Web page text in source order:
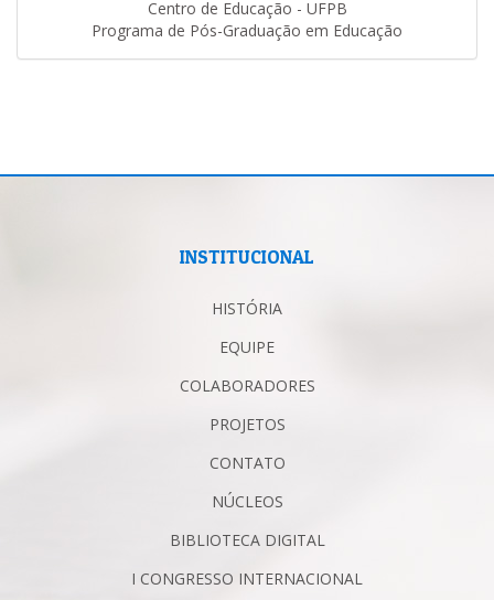
Centro de Educação - UFPB
Programa de Pós-Graduação em Educação
INSTITUCIONAL
HISTÓRIA
EQUIPE
COLABORADORES
PROJETOS
CONTATO
NÚCLEOS
BIBLIOTECA DIGITAL
I CONGRESSO INTERNACIONAL